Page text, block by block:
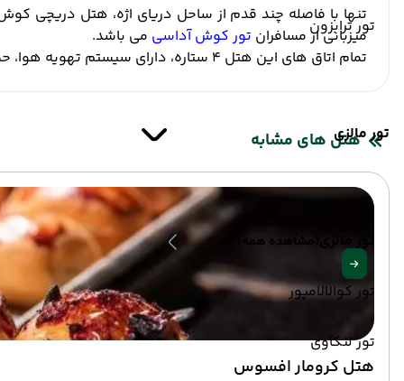
تور ترابزون
تور مالزی
(مشاهده همه)
تور کوالالامپور
تور لنکاوی
تنها با فاصله چند قدم از ساحل دریای اژه، هتل دریچی کوش
میزبانی از مسافران تور کوش آداسی می باشد.
تمام اتاق های این هتل 4 ستاره، دارای سیستم تهویه هوا، حمام اختصاصی مدرن، تلویزیون و مینی بار می باشند.
هتل های مشابه
هتل کرومار افسوس